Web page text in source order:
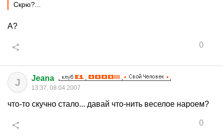
Скрю?...
А?
0
J Jeana
13:37, 08.04.2007
что-то скучно стало... давай что-нить веселое нароем?
0